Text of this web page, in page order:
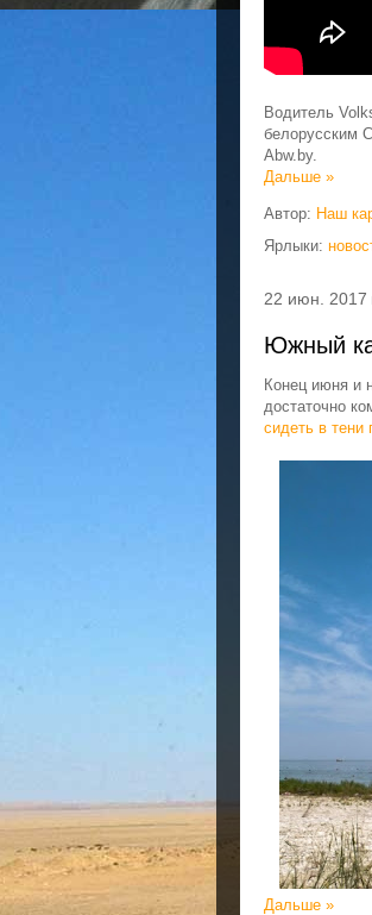
Водитель
белорусским
Abw.by.
Дальше »
Автор: Наш
Ярлыки:
22 июн. 2017
Южный
Конец июня и
достаточно
сидеть в тени
Дальше »